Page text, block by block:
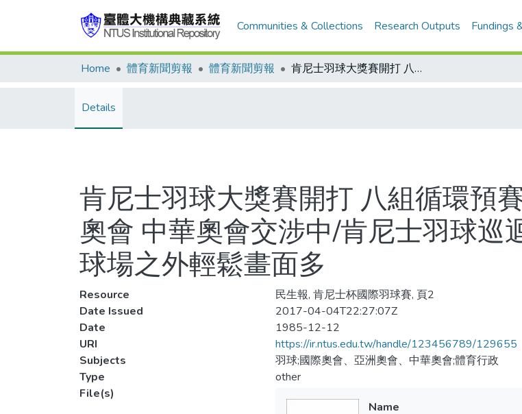
Communities & Collections Research Outputs Fundings
Home 體育新聞剪報 體育新聞剪報 肯尼士羽球大獎賽開打 八組循環預賽 首日戰績揭曉/申請加入亞奧會 中華奧會交涉中/肯尼士羽球巡迴大獎賽 各路英雄臨陣磨槍 球場之外輕鬆畫面多
Details
肯尼士羽球大獎賽開打 八組循環預
奧會 中華奧會交涉中/肯尼士羽球巡
球場之外輕鬆畫面多
Resource
民生報, 肯尼士杯國際羽球賽, 頁2
Date Issued
2017-04-04T22:27:07Z
Date
1985-12-12
URI
https://ir.ntus.edu.tw/handle/123456789/129655
Subjects
羽球;國際奧會、亞洲奧會、中華奧會;體育行政
Type
other
File(s)
Name